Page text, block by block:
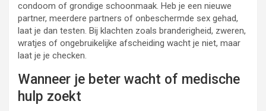
condoom of grondige schoonmaak. Heb je een nieuwe
partner, meerdere partners of onbeschermde sex gehad,
laat je dan testen. Bij klachten zoals branderigheid, zweren,
wratjes of ongebruikelijke afscheiding wacht je niet, maar
laat je je checken.
Wanneer je beter wacht of medische
hulp zoekt